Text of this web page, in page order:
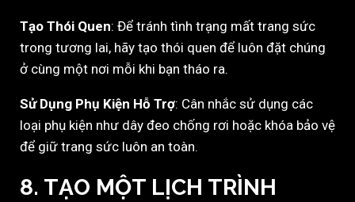
Tạo Thói Quen: Để tránh tình trạng mất trang sức
trong tương lai, hãy tạo thói quen để luôn đặt chúng
ở cùng một nơi mỗi khi bạn tháo ra.
Sử Dụng Phụ Kiện Hỗ Trợ: Cân nhắc sử dụng các
loại phụ kiện như dây đeo chống rơi hoặc khóa bảo vệ
để giữ trang sức luôn an toàn.
8. TẠO MỘT LỊCH TRÌNH